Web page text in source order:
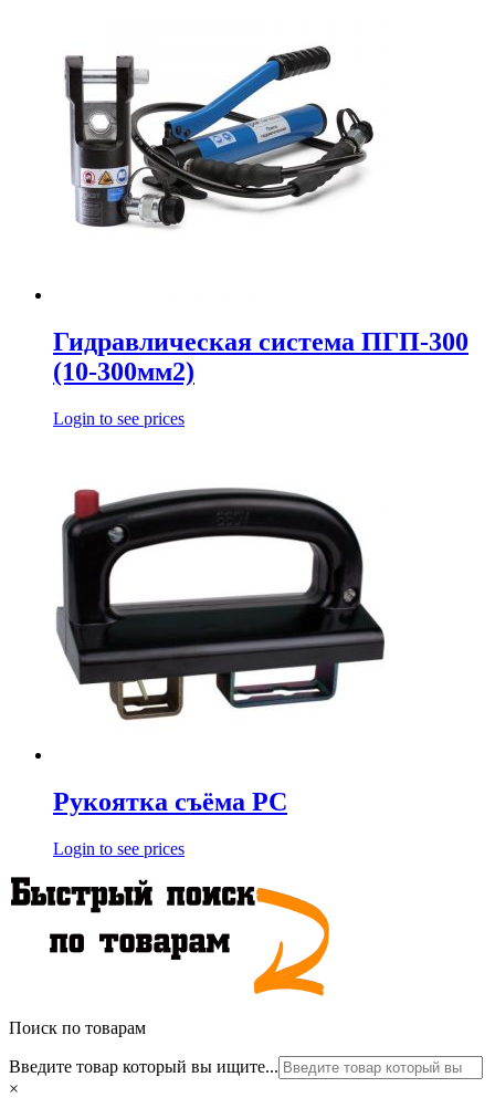
Гидравлическая система ПГП-300
(10-300мм2)
Login to see prices
Рукоятка съёма РС
Login to see prices
Поиск по товарам
Введите товар который вы ищите...
×